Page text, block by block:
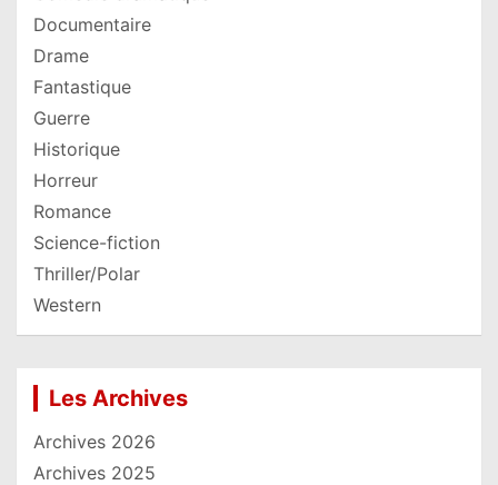
Documentaire
Drame
Fantastique
Guerre
Historique
Horreur
Romance
Science-fiction
Thriller/Polar
Western
Les Archives
Archives 2026
Archives 2025